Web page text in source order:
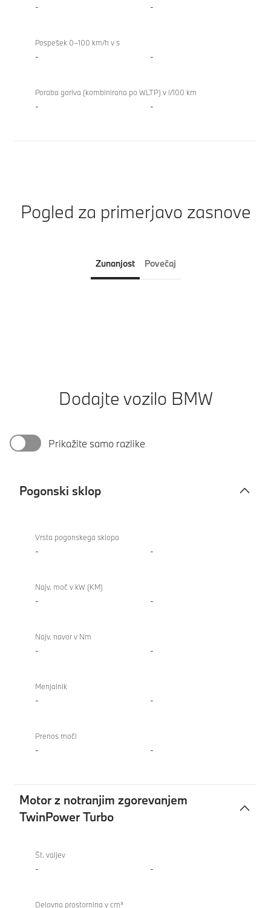
- -
Pospešek 0–100 km/h v s
- -
Poraba goriva (kombinirana po WLTP) v l/100 km
- -
Pogled za primerjavo zasnove
Zunanjost Povečaj
Dodajte vozilo BMW
Prikažite samo razlike
Pogonski sklop
sklopVrsta pogonskega sklopa
- -
Najv. moč v kW (KM)
- -
Najv. navor v Nm
- -
Menjalnik
- -
Prenos moči
- -
Motor z notranjim zgorevanjem
TwinPower Turbo
notranjim
Št. valjev
- -
Delovna prostornina v cm³